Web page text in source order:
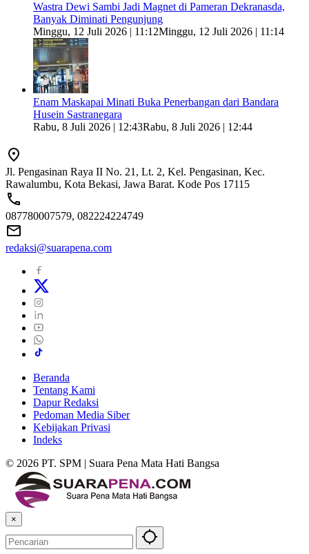
Wastra Dewi Sambi Jadi Magnet di Pameran Dekranasda,
Banyak Diminati Pengunjung
Minggu, 12 Juli 2026 | 11:12Minggu, 12 Juli 2026 | 11:14
Enam Maskapai Minati Buka Penerbangan dari Bandara
Husein Sastranegara
Rabu, 8 Juli 2026 | 12:43Rabu, 8 Juli 2026 | 12:44
Jl. Pengasinan Raya II No. 21, Lt. 2, Kel. Pengasinan, Kec.
Rawalumbu, Kota Bekasi, Jawa Barat. Kode Pos 17115
087780007579, 082224224749
redaksi@suarapena.com
Beranda
Tentang Kami
Dapur Redaksi
Pedoman Media Siber
Kebijakan Privasi
Indeks
© 2026 PT. SPM | Suara Pena Mata Hati Bangsa
×